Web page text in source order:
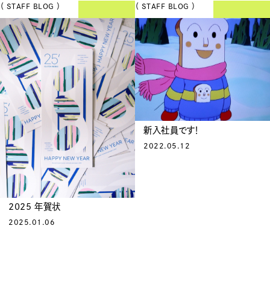
（ STAFF BLOG ）
2025 年賀状
2025.01.06
（ STAFF BLOG ）
新入社員です！
2022.05.12